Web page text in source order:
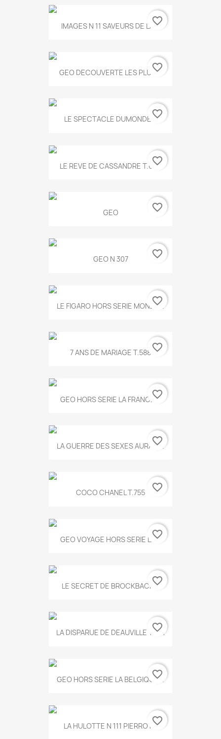
IMAGES N 11 SAVEURS DE LA...
favorite_border
GEO DECOUVERTE LES PLUS...
favorite_border
LE SPECTACLE DUMONDE...favorite_border
LE REVE DE CASSANDRE T.634
favorite_border
GEO favorite_border
GEO N 307 favorite_border
LE FIGARO HORS SERIE MONET...
favorite_border
7 ANS DE MARIAGE T.588 favorite_border
GEO HORS SERIE LA FRANCE...
favorite_border
LA GUERRE DES SEXES AURA T...
favorite_border
COCO CHANEL T.755 favorite_border
GEO VOYAGE HORS SERIE LA...
favorite_border
LE SECRET DE BROCKBACK...
favorite_border
LA DISPARUE DE DEAUVILLE T.551
favorite_border
GEO HORS SERIE LA BELGIQUE...
favorite_border
LA HULOTTE N 111 PIERROT...favorite_border